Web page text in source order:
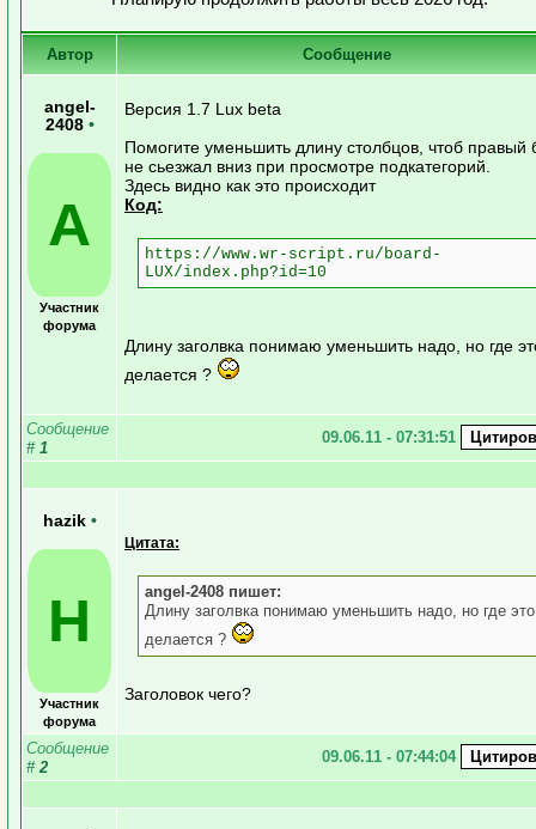
Автор Сообщение
angel-
2408 •
A
Участник
форума
Версия 1.7 Lux beta
Помогите уменьшить длину столбцов, чтоб правый
не сьезжал вниз при просмотре подкатегорий.
Здесь видно как это происходит
Код:
https://www.wr-script.ru/board-
LUX/index.php?id=10
Длину заголвка понимаю уменьшить надо, но где
делается ?
Сообщение
# 1
09.06.11 - 07:31:51
hazik •
H
Участник
форума
Цитата:
angel-2408 пишет:
Длину заголвка понимаю уменьшить надо, но где это
делается ?
Заголовок чего?
Сообщение
# 2
09.06.11 - 07:44:04